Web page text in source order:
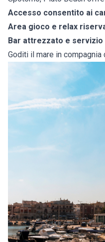
Accesso consentito ai
Area gioco e relax
Bar attrezzato e servizio
Goditi il mare in